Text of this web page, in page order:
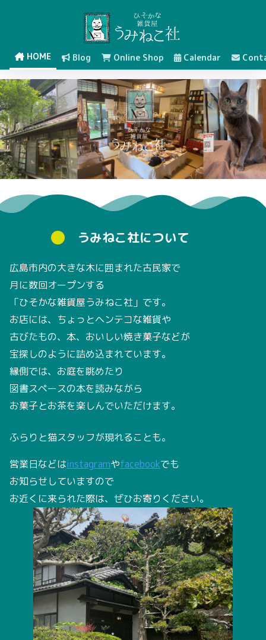
HOME Blog Online Shop Calendar
うみねこ社について
広島市内の大きな木に囲まれた古民家で
月に数回オープンする
「ひそかな雑貨屋うみねこ社」です。
お店には、ちょっとヘンテコな雑貨や
古びたもの、本、おいしい焼き菓子などが
宝探しのように詰め込まれています。
縁側では、お庭を眺めたり
図書スペースの本を読みながら
お菓子とお茶を楽しんでいただけます。
ふらりと猫スタッフが現れることも。
営業日などはinstagramやfacebookでも
お知らせしていますので
お近くに来られた際は、ぜひお寄りください。